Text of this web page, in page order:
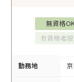
無資格
有資格者
勤務地